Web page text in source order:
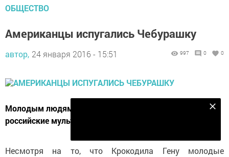
ОБЩЕСТВО
Американцы испугались Чебурашку
автор, 24 января 2016 - 15:51 997 0 0
Молодым людям из США показали советские и
российские мультфильмы.
Несмотря на то, что Крокодила Гену молодые